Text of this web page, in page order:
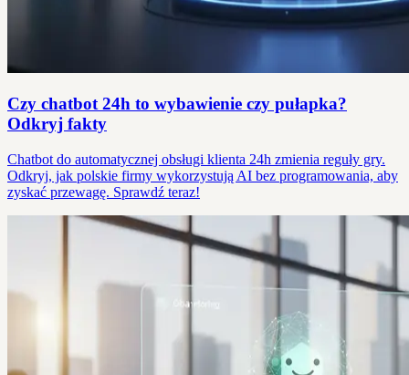
Czy chatbot 24h to wybawienie czy pułapka?
Odkryj fakty
Chatbot do automatycznej obsługi klienta 24h zmienia reguły gry.
Odkryj, jak polskie firmy wykorzystują AI bez programowania, aby
zyskać przewagę. Sprawdź teraz!